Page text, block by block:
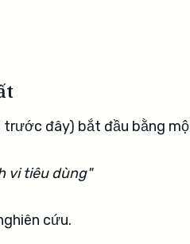
đây) bắt đầu bằng
vi tiêu dùng"
cứu.